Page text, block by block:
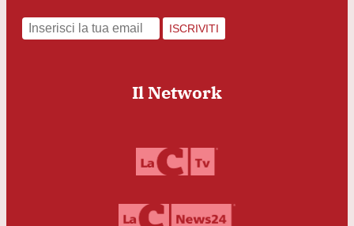
ISCRIVITI
Il Network